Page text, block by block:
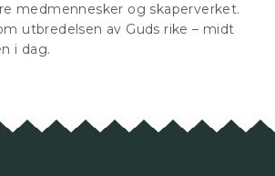
medmennesker og skaperverket.
utbredelsen av Guds rike – midt
i dag.